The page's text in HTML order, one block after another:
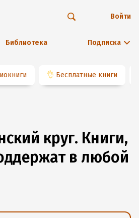
Библиотека Подписка
Войти
👌 Бесплатные книги
круг. Книги,
в любой